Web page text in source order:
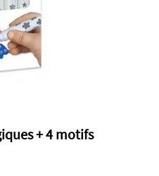
+ 4 motifs